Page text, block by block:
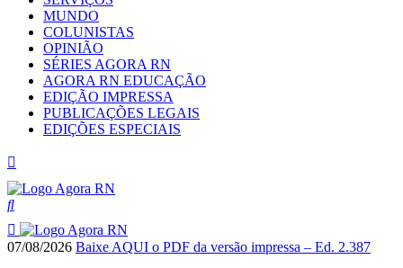
MUNDO
COLUNISTAS
OPINIÃO
SÉRIES AGORA RN
AGORA RN EDUCAÇÃO
EDIÇÃO IMPRESSA
PUBLICAÇÕES LEGAIS
EDIÇÕES ESPECIAIS
07/08/2026 Baixe AQUI o PDF da versão impressa – Ed. 2.387